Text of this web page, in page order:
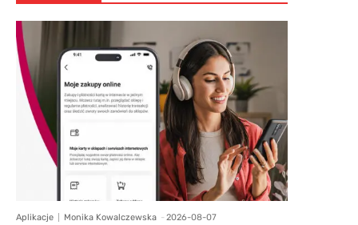
Aplikacje Monika Kowalczewska - 2026-08-07